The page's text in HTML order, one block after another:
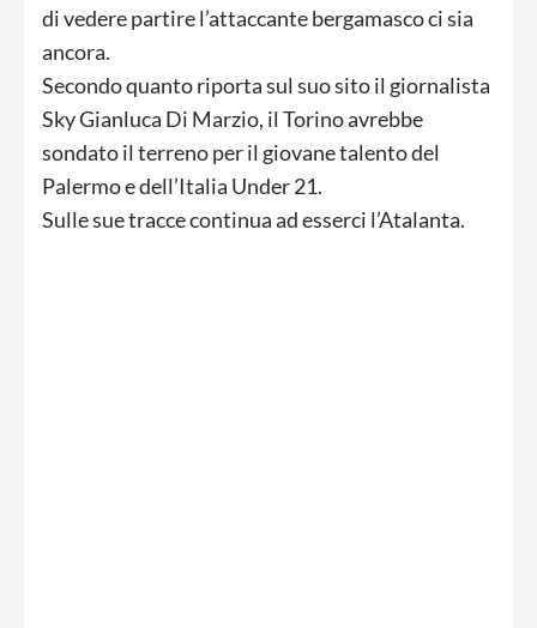
di vedere partire l’attaccante bergamasco ci sia
ancora.
Secondo quanto riporta sul suo sito il giornalista
Sky Gianluca Di Marzio, il Torino avrebbe
sondato il terreno per il giovane talento del
Palermo e dell’Italia Under 21.
Sulle sue tracce continua ad esserci l’Atalanta.